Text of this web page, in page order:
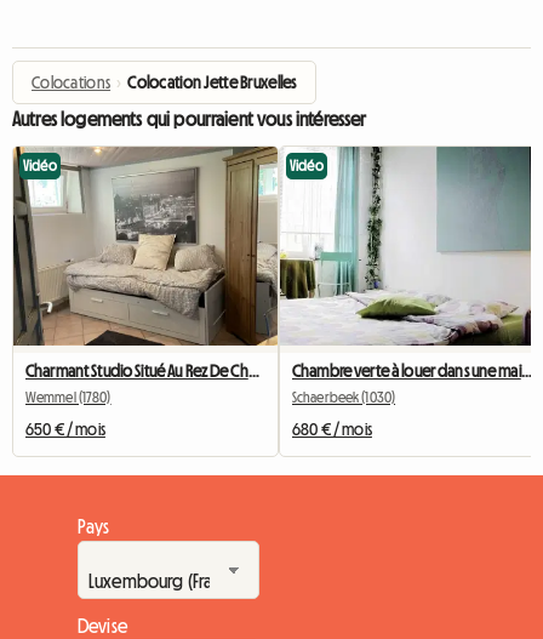
Colocations › Colocation Jette Bruxelles
Autres logements qui pourraient vous intéresser
Vidéo
Charmant Studio Situé Au Rez De Chaussée
Wemmel (1780)
650 € / mois
Vidéo
Chambre verte à louer dans une maison à Bruxelles
Schaerbeek (1030)
680 € / mois
Pays
Devise